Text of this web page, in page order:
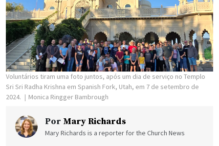
Voluntários tiram uma foto juntos, após um dia de serviço no Templo
Sri Sri Radha Krishna em Spanish Fork, Utah, em 7 de setembro de
2024.
Monica Ringger Bambrough
Por Mary Richards
Mary Richards is a reporter for the Church News